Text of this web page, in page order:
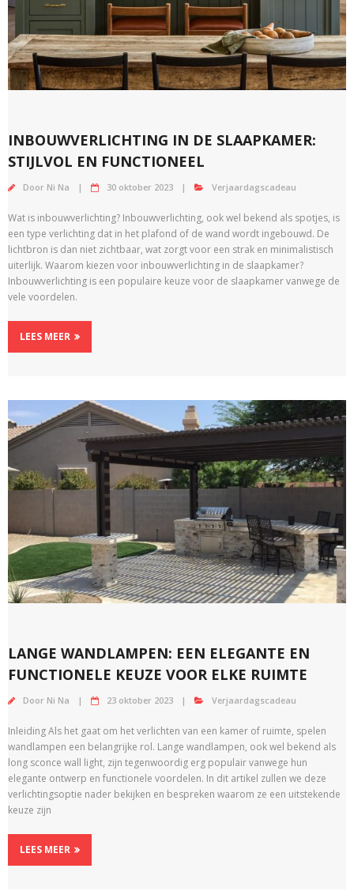
INBOUWVERLICHTING IN DE SLAAPKAMER:
STIJLVOL EN FUNCTIONEEL
Door Ni Na 30 oktober 2023 Verjaardagscadeau
Wat is inbouwverlichting? Inbouwverlichting, ook wel bekend als spotjes, is
een type verlichting dat in het plafond of de wand wordt ingebouwd. De
lichtbron is dan niet zichtbaar, wat zorgt voor een strak en minimalistisch
uiterlijk. Waarom kiezen voor inbouwverlichting in de slaapkamer?
Inbouwverlichting is een populaire keuze voor de slaapkamer vanwege de
vele voordelen.
LEES MEER
LANGE WANDLAMPEN: EEN ELEGANTE EN
FUNCTIONELE KEUZE VOOR ELKE RUIMTE
Door Ni Na 23 oktober 2023 Verjaardagscadeau
Inleiding Als het gaat om het verlichten van een kamer of ruimte, spelen
wandlampen een belangrijke rol. Lange wandlampen, ook wel bekend als
long sconce wall light, zijn tegenwoordig erg populair vanwege hun
elegante ontwerp en functionele voordelen. In dit artikel zullen we deze
verlichtingsoptie nader bekijken en bespreken waarom ze een uitstekende
keuze zijn
LEES MEER